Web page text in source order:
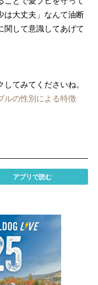
は大丈夫」なんて油断
関して意識してあげて
てみてくださいね。
ルの性別による特徴
アプリで読む